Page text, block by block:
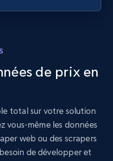
de prix en
total sur votre solution
vous-même les données
web ou des scrapers
de développer et